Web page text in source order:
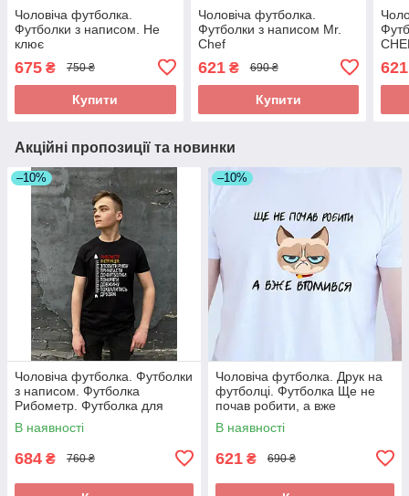
Чоловіча футболка.
Футболки з написом. Не
клює
675 ₴ 750 ₴
Купити
Чоловіча футболка.
Футболки з написом Mr.
Chef
621₴ 690 ₴
Купити
621
Акційні пропозиції та новинки
–10%
Чоловіча футболка. Футболки
з написом. Футболка
Рибометр. Футболка для
рибака
В наявності
684 ₴ 760 ₴
–10%
Чоловіча футболка. Друк на
футболці. Футболка Ще не
почав робити, а вже
втомився
В наявності
621 ₴ 690 ₴